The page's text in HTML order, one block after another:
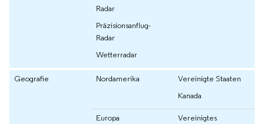
Radar
Präzisionsanflug-
Radar
Wetterradar
Geografie Nordamerika
Vereinigte Staaten
Kanada
Europa
Vereinigtes